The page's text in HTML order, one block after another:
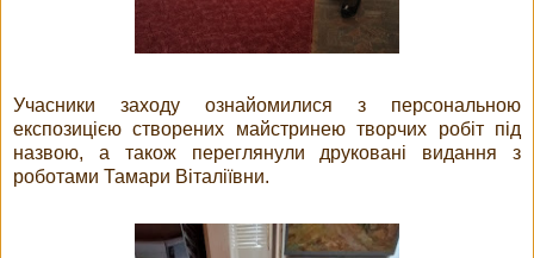
Учасники заходу ознайомилися з персональною
експозицією створених майстринею творчих робіт під
назвою, а також переглянули друковані видання з
роботами Тамари Віталіївни.